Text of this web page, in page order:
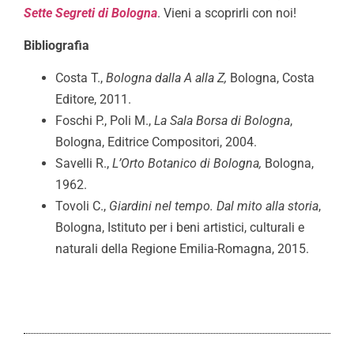
Sette Segreti di Bologna. Vieni a scoprirli con noi!
Bibliografia
Costa T., Bologna dalla A alla Z, Bologna, Costa
Editore, 2011.
Foschi P., Poli M., La Sala Borsa di Bologna,
Bologna, Editrice Compositori, 2004.
Savelli R., L’Orto Botanico di Bologna, Bologna,
1962.
Tovoli C., Giardini nel tempo. Dal mito alla storia,
Bologna, Istituto per i beni artistici, culturali e
naturali della Regione Emilia-Romagna, 2015.